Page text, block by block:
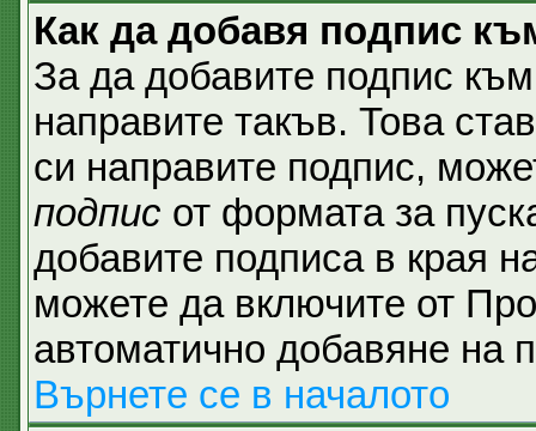
Как да добавя подпис
За да добавите подпис
направите такъв. Това
си направите подпис,
подпис от формата за
добавите подписа в края
можете да включите от
автоматично добавяне на
Върнете се в началото